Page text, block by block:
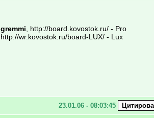
gremmi , http://board.kovostok.ru/ - Pro
http://wr.kovostok.ru/board-LUX/ - Lux
23.01.06 - 08:03:45